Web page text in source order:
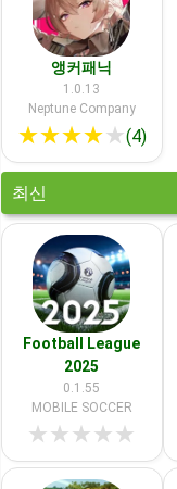
앵커패닉
1.0.13
Neptune Company
★★★★★(4)
최신
Football League
2025
0.1.55
MOBILE SOCCER
★★★★★